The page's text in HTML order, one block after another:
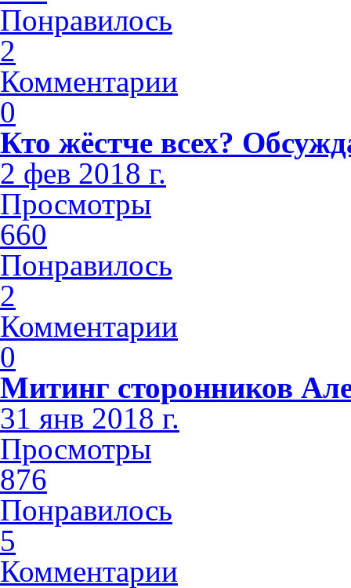
Понравилось
2
Комментарии
0
Кто жёстче всех?
2 фев 2018 г.
Просмотры
660
Понравилось
2
Комментарии
0
Митинг сторонников
31 янв 2018 г.
Просмотры
876
Понравилось
5
Комментарии